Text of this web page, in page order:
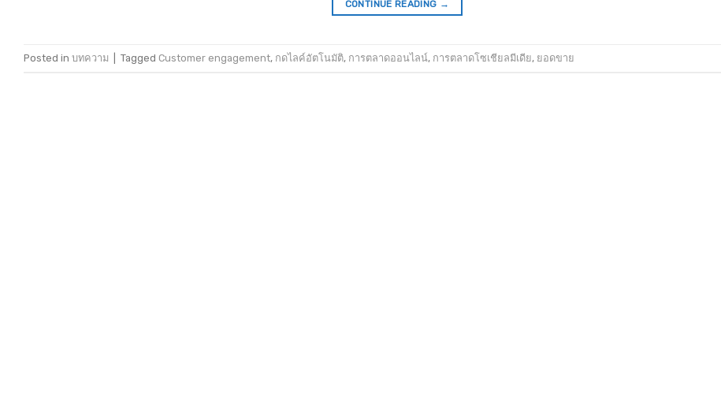
CONTINUE READING →
Posted in บทความ Tagged Customer engagement, กดไลค์อัตโนมัติ, การตลาดออนไลน์, การตลาดโซเชียลมีเดีย, ยอดขาย